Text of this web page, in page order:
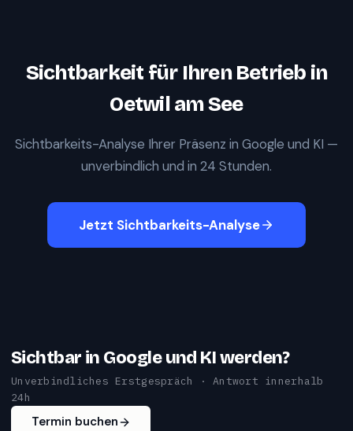
Sichtbarkeit für Ihren Betrieb in
Oetwil am See
Sichtbarkeits-Analyse Ihrer Präsenz in Google und KI —
unverbindlich und in 24 Stunden.
Jetzt Sichtbarkeits-Analyse
Sichtbar in Google und KI werden?
Unverbindliches Erstgespräch · Antwort innerhalb
24h
Termin buchen